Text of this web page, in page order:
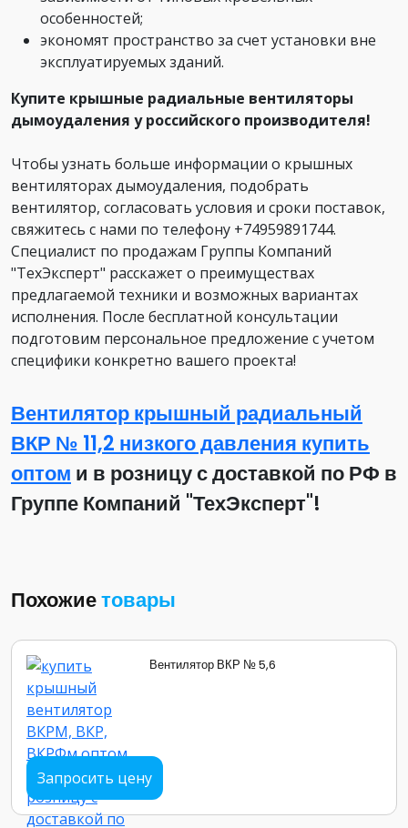
особенностей;
экономят пространство за счет установки вне
эксплуатируемых зданий.
Купите крышные радиальные вентиляторы
дымоудаления у российского производителя!
Чтобы узнать больше информации о крышных
вентиляторах дымоудаления, подобрать
вентилятор, согласовать условия и сроки поставок,
свяжитесь с нами по телефону +74959891744.
Специалист по продажам Группы Компаний
"ТехЭксперт" расскажет о преимуществах
предлагаемой техники и возможных вариантах
исполнения. После бесплатной консультации
подготовим персональное предложение с учетом
специфики конкретно вашего проекта!
Вентилятор крышный радиальный
ВКР № 11,2 низкого давления купить
оптом и в розницу с доставкой по РФ в
Группе Компаний "ТехЭксперт"!
Похожиетовары
Вентилятор ВКР № 5,6
Запросить цену